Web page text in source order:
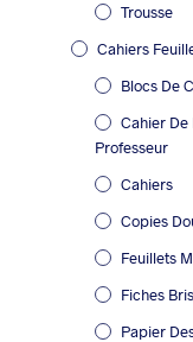
Trousse
Cahiers
Blocs De
Cahier De
Professeur
Cahiers
Copies
Feuillets
Fiches
Papier